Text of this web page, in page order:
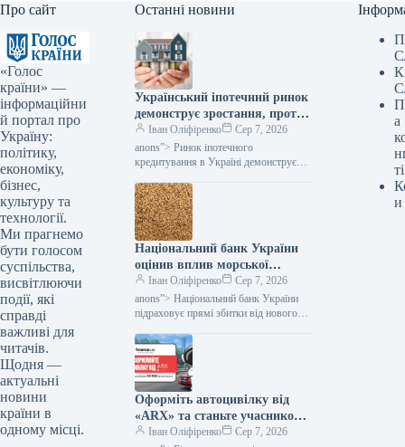
Про сайт
«Голос
країни» —
інформаційни
й портал про
Україну:
політику,
економіку,
бізнес,
культуру та
технології.
Ми прагнемо
бути голосом
суспільства,
висвітлюючи
події, які
справді
важливі для
читачів.
Щодня —
актуальні
новини
країни в
одному місці.
Останні новини
Український іпотечний ринок
демонструє зростання, проте
без державної підтримки його
функціонування залишається
мінімальним, зазначає
Іван Оліфіренко
Сер 7, 2026
anons”> Ринок іпотечного
кредитування в Україні демонструє
прогрес значною мірою спирається на
програми державної допомоги. Як…
Національний банк України
оцінив вплив морської
блокади: які збитки очікують
український експорт –
Міністерство фінансів
Іван Оліфіренко
Сер 7, 2026
anons”> Національний банк України
підраховує прямі збитки від нового
понад 2 мільярди доларів експортних
надходжень…
Оформіть автоцивілку від
«ARX» та станьте учасником
розіграшу 30 000 гривень на
Іван Оліфіренко
Сер 7, 2026
а
ті
и